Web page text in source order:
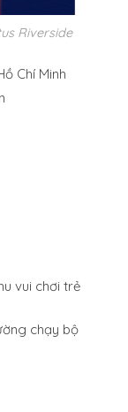
Riverside
Chí Minh
vui chơi trẻ
chạy bộ